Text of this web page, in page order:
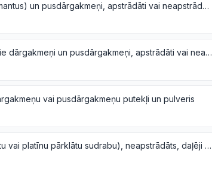
Dārgakmeņi (izņemot dimantus) un pusdārgakmeņi, apstrādāti vai neapstrādāti, šķiroti vai nešķiroti, bet nesavērti, neiedarināti un nenostiprināti; nešķiroti dārgakmeņi (izņemot dimantus) un pusdārgakmeņi, uz laiku savērti ērtākai transportēšanai
Sintētiskie vai reģenerētie dārgakmeņi un pusdārgakmeņi, apstrādāti vai neapstrādāti, šķiroti vai nešķiroti, bet nesavērti, neiedarināti un nenostiprināti; nešķiroti sintētiskie vai reģenerētie dārgakmeņi un pusdārgakmeņi, uz laiku savērti ērtākai transportēšanai
vai pusdārgakmeņu putekļi un pulveris
Sudrabs (ieskaitot ar zeltu vai platīnu pārklātu sudrabu), neapstrādāts, daļēji apstrādāts vai pulverveidā